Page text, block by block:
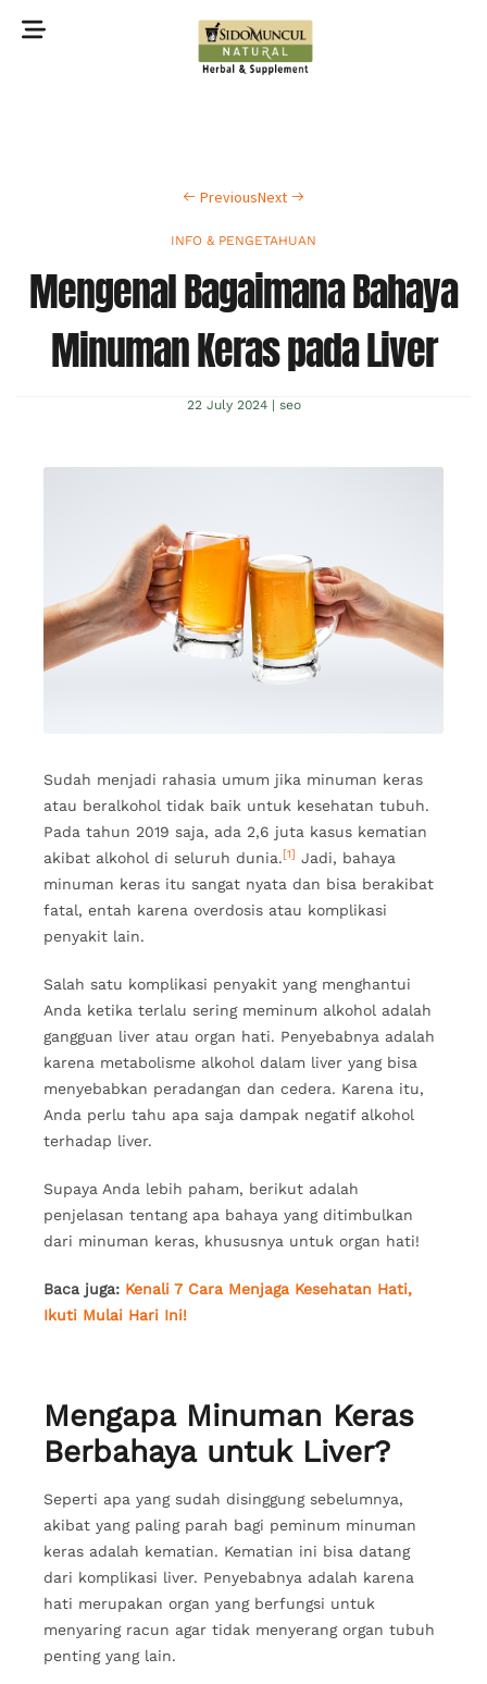
PreviousNext
INFO & PENGETAHUAN
Mengenal Bagaimana Bahaya
Minuman Keras pada Liver
22 July 2024 | seo
Sudah menjadi rahasia umum jika minuman keras
atau beralkohol tidak baik untuk kesehatan tubuh.
Pada tahun 2019 saja, ada 2,6 juta kasus kematian
akibat alkohol di seluruh dunia. [1] Jadi, bahaya
minuman keras itu sangat nyata dan bisa berakibat
fatal, entah karena overdosis atau komplikasi
penyakit lain.
Salah satu komplikasi penyakit yang menghantui
Anda ketika terlalu sering meminum alkohol adalah
gangguan liver atau organ hati. Penyebabnya adalah
karena metabolisme alkohol dalam liver yang bisa
menyebabkan peradangan dan cedera. Karena itu,
Anda perlu tahu apa saja dampak negatif alkohol
terhadap liver.
Supaya Anda lebih paham, berikut adalah
penjelasan tentang apa bahaya yang ditimbulkan
dari minuman keras, khususnya untuk organ hati!
Baca juga: Kenali 7 Cara Menjaga Kesehatan Hati,
Ikuti Mulai Hari Ini!
Mengapa Minuman Keras
Berbahaya untuk Liver?
Seperti apa yang sudah disinggung sebelumnya,
akibat yang paling parah bagi peminum minuman
keras adalah kematian. Kematian ini bisa datang
dari komplikasi liver. Penyebabnya adalah karena
hati merupakan organ yang berfungsi untuk
menyaring racun agar tidak menyerang organ tubuh
penting yang lain.